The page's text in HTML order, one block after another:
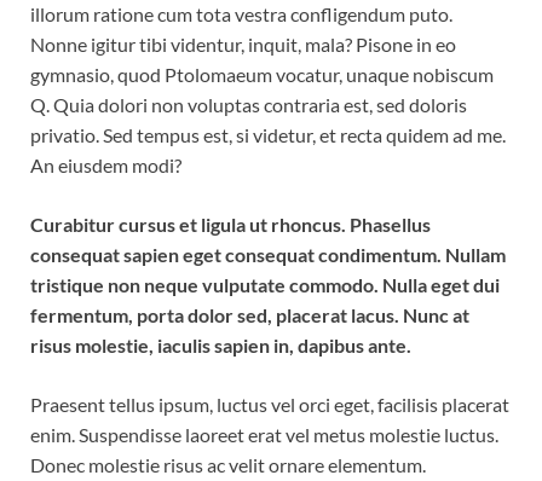
illorum ratione cum tota vestra confligendum puto.
Nonne igitur tibi videntur, inquit, mala? Pisone in eo
gymnasio, quod Ptolomaeum vocatur, unaque nobiscum
Q. Quia dolori non voluptas contraria est, sed doloris
privatio. Sed tempus est, si videtur, et recta quidem ad me.
An eiusdem modi?
Curabitur cursus et ligula ut rhoncus. Phasellus
consequat sapien eget consequat condimentum. Nullam
tristique non neque vulputate commodo. Nulla eget dui
fermentum, porta dolor sed, placerat lacus. Nunc at
risus molestie, iaculis sapien in, dapibus ante.
Praesent tellus ipsum, luctus vel orci eget, facilisis placerat
enim. Suspendisse laoreet erat vel metus molestie luctus.
Donec molestie risus ac velit ornare elementum.